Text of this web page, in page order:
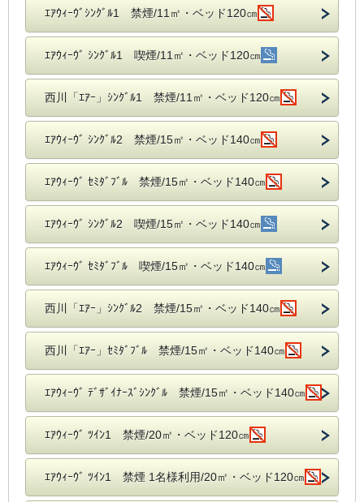
ｴｱｳｨｰｳﾞｼﾝｸﾞﾙ1 禁煙/11㎡・ベッド120㎝
ｴｱｳｨｰｳﾞ ｼﾝｸﾞﾙ1 喫煙/11㎡・ベッド120㎝
西川「ｴｱｰ」ｼﾝｸﾞﾙ1 禁煙/11㎡・ベッド120㎝
ｴｱｳｨｰｳﾞ ｼﾝｸﾞﾙ2 禁煙/15㎡・ベッド140㎝
ｴｱｳｨｰｳﾞ ｾﾐﾀﾞﾌﾞﾙ 禁煙/15㎡・ベッド140㎝
ｴｱｳｨｰｳﾞ ｼﾝｸﾞﾙ2 喫煙/15㎡・ベッド140㎝
ｴｱｳｨｰｳﾞ ｾﾐﾀﾞﾌﾞﾙ 喫煙/15㎡・ベッド140㎝
西川「ｴｱｰ」ｼﾝｸﾞﾙ2 禁煙/15㎡・ベッド140㎝
西川「ｴｱｰ」ｾﾐﾀﾞﾌﾞﾙ 禁煙/15㎡・ベッド140㎝
ｴｱｳｨｰｳﾞ ﾃﾞｻﾞｲﾅｰｽﾞｼﾝｸﾞﾙ 禁煙/15㎡・ベッド140㎝
ｴｱｳｨｰｳﾞ ﾂｲﾝ1 禁煙/20㎡・ベッド120㎝
ｴｱｳｨｰｳﾞ ﾂｲﾝ1 禁煙 1名様利用/20㎡・ベッド120㎝